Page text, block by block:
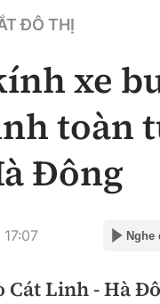
hành
lượng
Hàng
Đường
Đường
Hàng
thông
ĐÔ THỊ
xe
toàn
Đông
Nghe
Cát Linh - Hà